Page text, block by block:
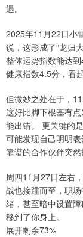
遇。
2025年11月22日小
说，这形成了“龙归
整体运势指数能达
健康指数4.5分，看
但微妙之处在于，
这好比脚下根基有
能出错。 更关键的
可能发现自己明明
靠谱的合作伙伴突然
周四11月27日左右
战也接踵而至，职
绪，甚至暗中设置
移到了你身上。
展开剩余73%